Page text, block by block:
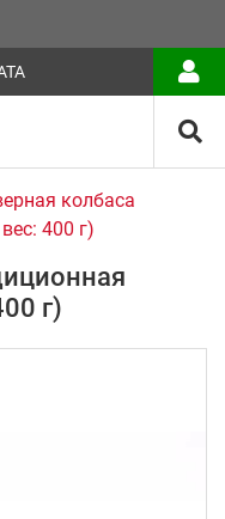
колбаса
400 г)
г)